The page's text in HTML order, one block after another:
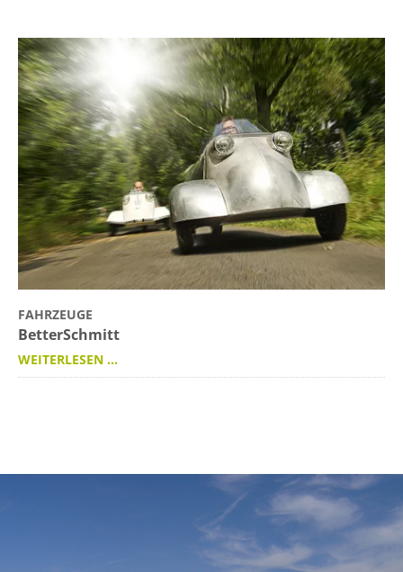
FAHRZEUGE
BetterSchmitt
WEITERLESEN …